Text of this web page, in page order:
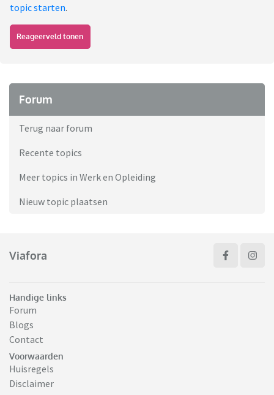
topic starten.
Reageerveld tonen
Forum
Terug naar forum
Recente topics
Meer topics in Werk en Opleiding
Nieuw topic plaatsen
Viafora
Handige links
Forum
Blogs
Contact
Voorwaarden
Huisregels
Disclaimer